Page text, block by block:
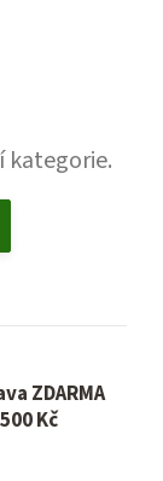
kategorie.
ZDARMA
Kč